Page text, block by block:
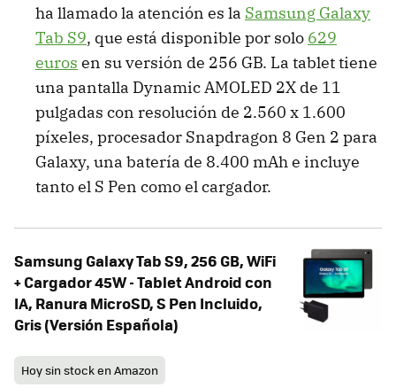
ha llamado la atención es la Samsung Galaxy
Tab S9, que está disponible por solo 629
euros en su versión de 256 GB. La tablet tiene
una pantalla Dynamic AMOLED 2X de 11
pulgadas con resolución de ‎2.560 x 1.600
píxeles, procesador Snapdragon 8 Gen 2 para
Galaxy, una batería de 8.400 mAh e incluye
tanto el S Pen como el cargador.
Samsung Galaxy Tab S9, 256 GB, WiFi
+ Cargador 45W - Tablet Android con
IA, Ranura MicroSD, S Pen Incluido,
Gris (Versión Española)
Hoy sin stock en Amazon